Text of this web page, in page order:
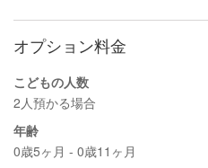
オプション料金
こどもの人数
2人預かる場合
年齢
0歳5ヶ月 - 0歳11ヶ月